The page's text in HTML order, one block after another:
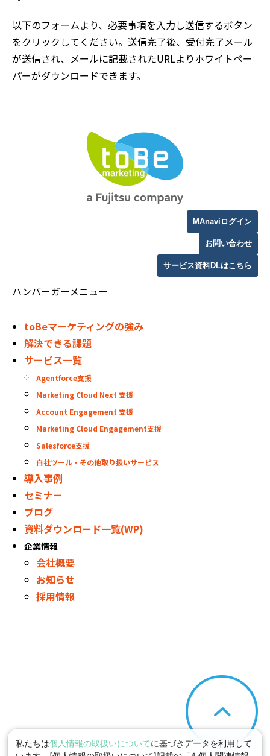
以下のフォームより、必要事項を入力し送信するボタン
をクリックしてください。送信完了後、受付完了メール
が送信され、メールに記載されたURLよりホワイトペー
パーがダウンロードできます。
MAnaviログイン
お問い合わせ
サービス資料DLはこちら
ハンバーガーメニュー
toBeマーケティングの強み
解決できる課題
サービス一覧
Agentforce支援
Marketing Cloud Next 支援
Account Engagement 支援
Marketing Cloud Engagement支援
Salesforce支援
自社ツール・その他取り扱いサービス
導入事例
セミナー
ブログ
資料ダウンロード一覧(WP)
企業情報
会社概要
お知らせ
採用情報
私たちは個人情報の取扱いについてに基づきデータを利用して